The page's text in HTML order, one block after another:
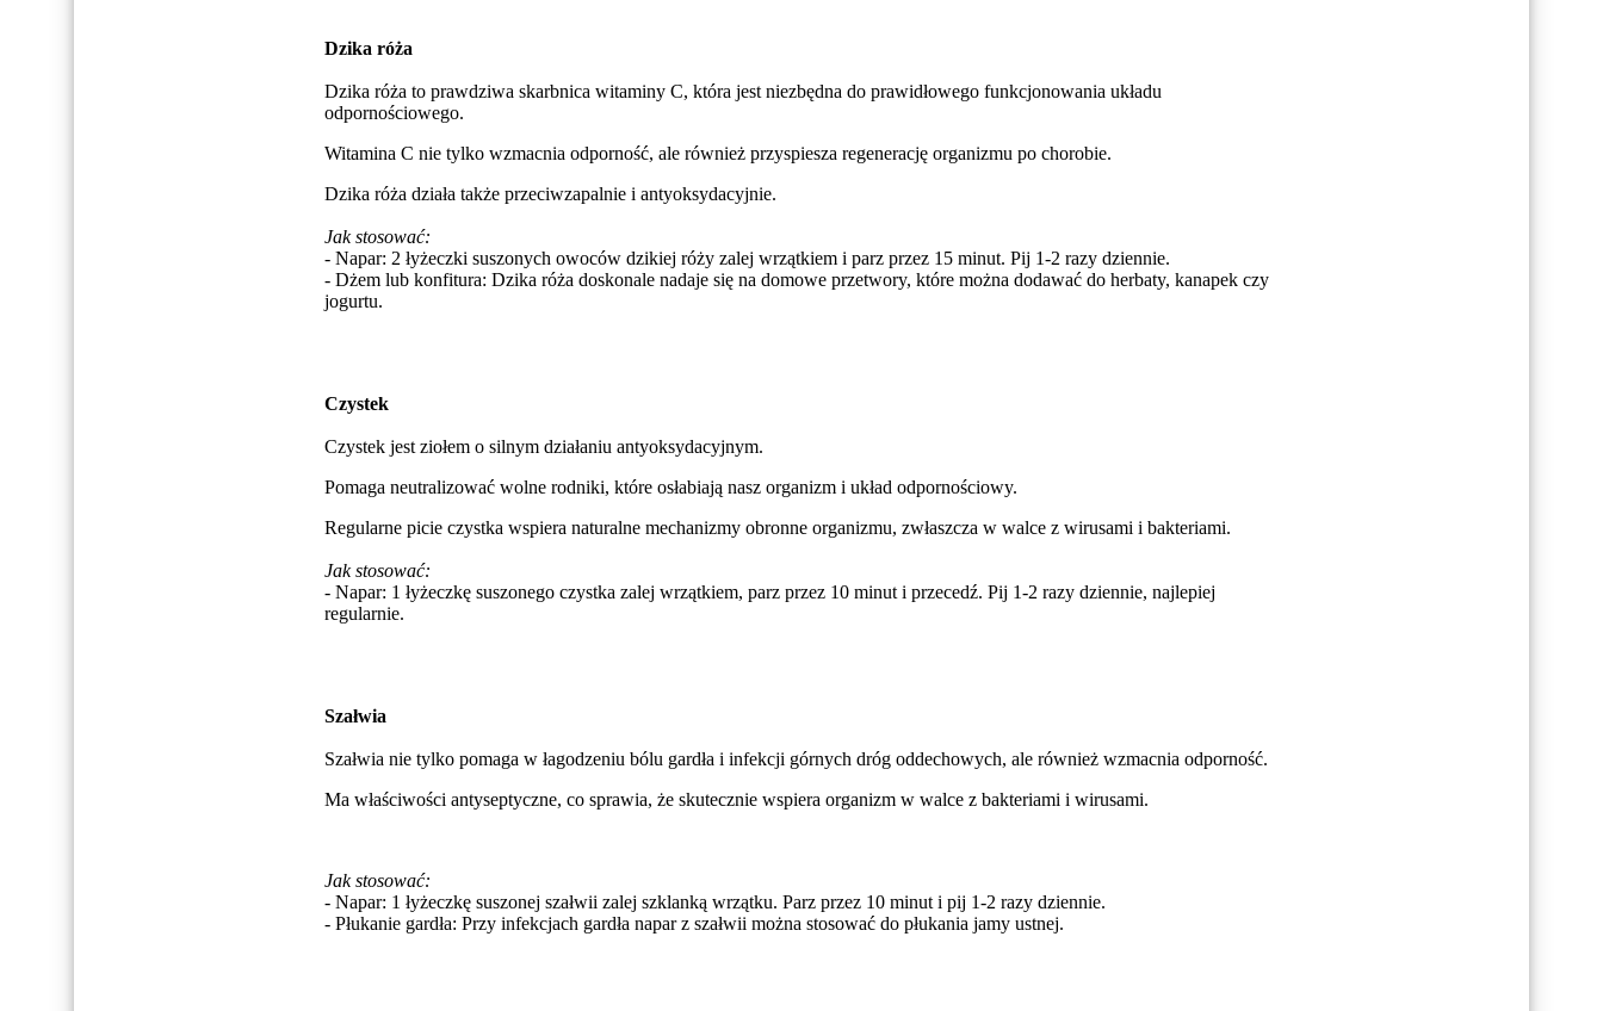
Dzika róża
Dzika róża to prawdziwa skarbnica witaminy C, która jest niezbędna do prawidłowego funkcjonowania układu
odpornościowego.
Witamina C nie tylko wzmacnia odporność, ale również przyspiesza regenerację organizmu po chorobie.
Dzika róża działa także przeciwzapalnie i antyoksydacyjnie.
Jak stosować:
- Napar: 2 łyżeczki suszonych owoców dzikiej róży zalej wrzątkiem i parz przez 15 minut. Pij 1-2 razy dziennie.
- Dżem lub konfitura: Dzika róża doskonale nadaje się na domowe przetwory, które można dodawać do herbaty, kanapek czy
jogurtu.
Czystek
Czystek jest ziołem o silnym działaniu antyoksydacyjnym.
Pomaga neutralizować wolne rodniki, które osłabiają nasz organizm i układ odpornościowy.
Regularne picie czystka wspiera naturalne mechanizmy obronne organizmu, zwłaszcza w walce z wirusami i bakteriami.
Jak stosować:
- Napar: 1 łyżeczkę suszonego czystka zalej wrzątkiem, parz przez 10 minut i przecedź. Pij 1-2 razy dziennie, najlepiej
regularnie.
Szałwia
Szałwia nie tylko pomaga w łagodzeniu bólu gardła i infekcji górnych dróg oddechowych, ale również wzmacnia odporność.
Ma właściwości antyseptyczne, co sprawia, że skutecznie wspiera organizm w walce z bakteriami i wirusami.
Jak stosować:
- Napar: 1 łyżeczkę suszonej szałwii zalej szklanką wrzątku. Parz przez 10 minut i pij 1-2 razy dziennie.
- Płukanie gardła: Przy infekcjach gardła napar z szałwii można stosować do płukania jamy ustnej.